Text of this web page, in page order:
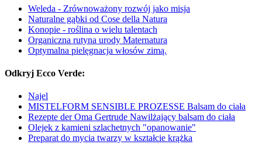
Weleda - Zrównoważony rozwój jako misja
Naturalne gąbki od Cose della Natura
Konopie - roślina o wielu talentach
Organiczna rutyna urody Maternatura
Optymalna pielęgnacja włosów zimą.
Odkryj Ecco Verde:
Najel
MISTELFORM SENSIBLE PROZESSE Balsam do ciała
Rezepte der Oma Gertrude Nawilżający balsam do ciała
Olejek z kamieni szlachetnych "opanowanie"
Preparat do mycia twarzy w kształcie krążka